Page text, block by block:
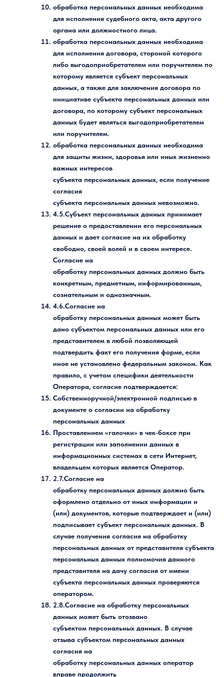
обработка персональных данных необходима
для исполнения судебного акта, акта другого
органа или должностного лица.
обработка персональных данных необходима
для исполнения договора, стороной которого
либо выгодоприобретателем или поручителем по
которому является субъект персональных
данных, а также для заключения договора по
инициативе субъекта персональных данных или
договора, по которому субъект персональных
данных будет являться выгодоприобретателем
или поручителем.
обработка персональных данных необходима
для защиты жизни, здоровья или иных жизненно
важных интересов
субъекта персональных данных, если получение
согласия
субъекта персональных данных невозможно.
4.5.Субъект персональных данных принимает
решение о предоставлении его персональных
данных и дает согласие на их обработку
свободно, своей волей и в своем интересе.
Согласие на
обработку персональных данных должно быть
конкретным, предметным, информированным,
сознательным и однозначным.
4.6.Согласие на
обработку персональных данных может быть
дано субъектом персональных данных или его
представителем в любой позволяющей
подтвердить факт его получения форме, если
иное не установлено федеральным законом. Как
правило, с учетом специфики деятельности
Оператора, согласие подтверждается:
Собственноручной/электронной подписью в
документе о согласии на обработку
персональных данных
Проставлением «галочки» в чек-боксе при
регистрации или заполнении данных в
информационных системах в сети Интернет,
владельцем которых является Оператор.
2.7.Согласие на
обработку персональных данных должно быть
оформлено отдельно от иных информации и
(или) документов, которые подтверждает и (или)
подписывает субъект персональных данных. В
случае получения согласия на обработку
персональных данных от представителя субъекта
персональных данных полномочия данного
представителя на дачу согласия от имени
субъекта персональных данных проверяются
оператором.
2.8.Согласие на обработку персональных
данных может быть отозвано
субъектом персональных данных. В случае
отзыва субъектом персональных данных
согласия на
обработку персональных данных оператор
вправе продолжить